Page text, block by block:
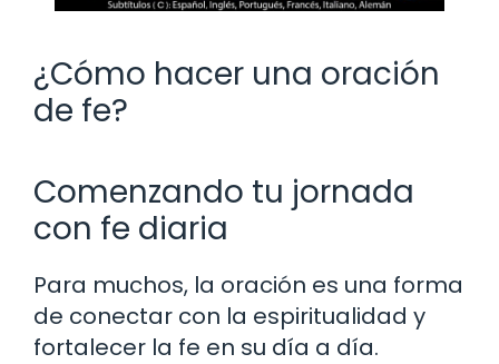
¿Cómo hacer una oración
de fe?
Comenzando tu jornada
con fe diaria
Para muchos, la oración es una forma
de conectar con la espiritualidad y
fortalecer la fe en su día a día.